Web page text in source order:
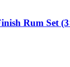
Rum Set